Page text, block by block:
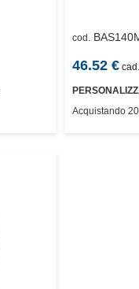
cod.
46.52€
Acquistando